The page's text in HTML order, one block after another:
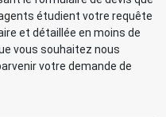
étudient votre requête
et détaillée en moins de
vous souhaitez nous
votre demande de